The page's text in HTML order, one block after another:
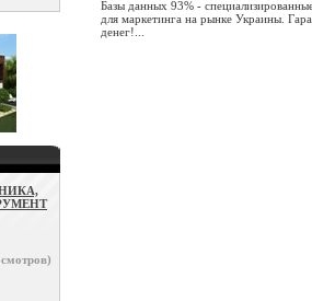
Базы данных 93% -
для маркетинга на рынке Украины.
денег!...